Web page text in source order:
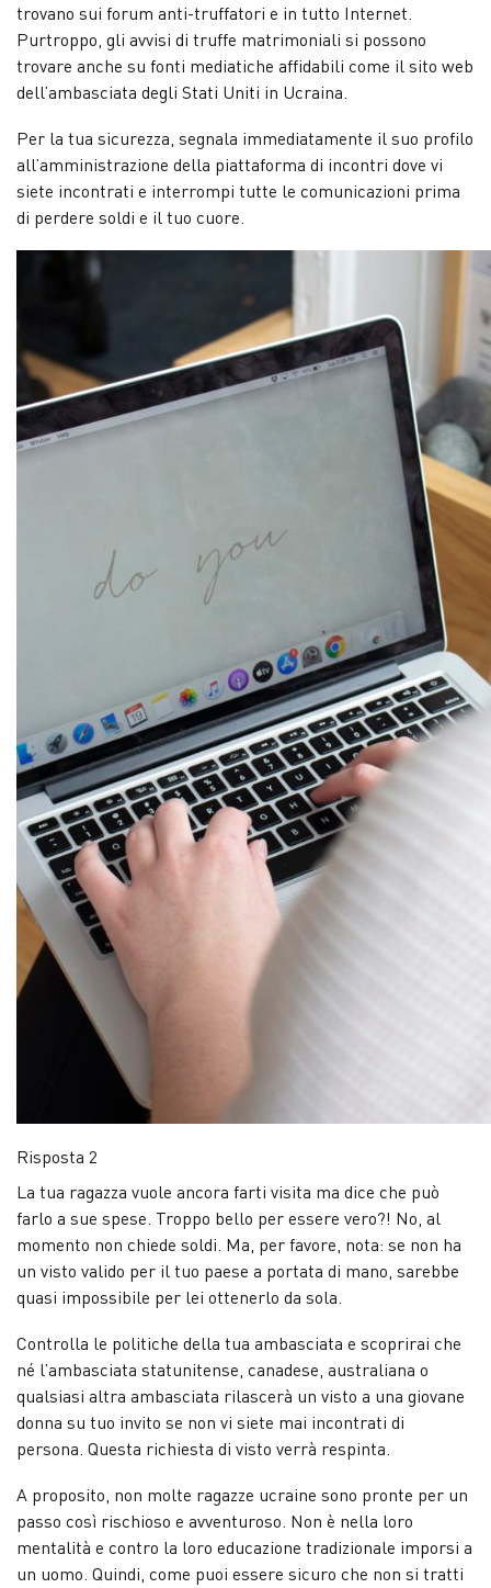
trovano sui forum anti-truffatori e in tutto Internet.
Purtroppo, gli avvisi di truffe matrimoniali si possono
trovare anche su fonti mediatiche affidabili come il sito web
dell’ambasciata degli Stati Uniti in Ucraina.
Per la tua sicurezza, segnala immediatamente il suo profilo
all’amministrazione della piattaforma di incontri dove vi
siete incontrati e interrompi tutte le comunicazioni prima
di perdere soldi e il tuo cuore.
Risposta 2
La tua ragazza vuole ancora farti visita ma dice che può
farlo a sue spese. Troppo bello per essere vero?! No, al
momento non chiede soldi. Ma, per favore, nota: se non ha
un visto valido per il tuo paese a portata di mano, sarebbe
quasi impossibile per lei ottenerlo da sola.
Controlla le politiche della tua ambasciata e scoprirai che
né l’ambasciata statunitense, canadese, australiana o
qualsiasi altra ambasciata rilascerà un visto a una giovane
donna su tuo invito se non vi siete mai incontrati di
persona. Questa richiesta di visto verrà respinta.
A proposito, non molte ragazze ucraine sono pronte per un
passo così rischioso e avventuroso. Non è nella loro
mentalità e contro la loro educazione tradizionale imporsi a
un uomo. Quindi, come puoi essere sicuro che non si tratti